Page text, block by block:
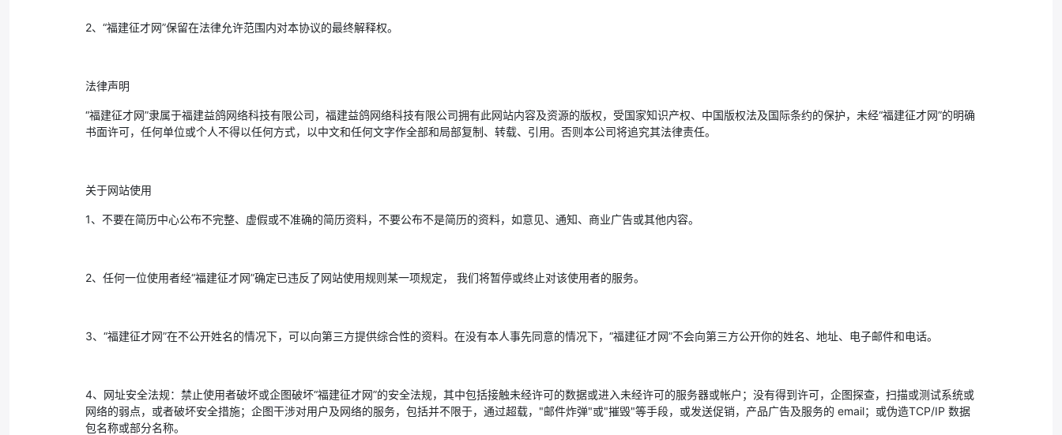
2、“福建征才网”保留在法律允许范围内对本协议的最终解释权。
法律声明
“福建征才网”隶属于福建益鸽网络科技有限公司，福建益鸽网络科技有限公司拥有此网站内容及资源的版权，受国家知识产权、中国版权法及国际条约的保护，未经“福建征才网”的明确
书面许可，任何单位或个人不得以任何方式，以中文和任何文字作全部和局部复制、转载、引用。否则本公司将追究其法律责任。
关于网站使用
1、不要在简历中心公布不完整、虚假或不准确的简历资料，不要公布不是简历的资料，如意见、通知、商业广告或其他内容。
2、任何一位使用者经“福建征才网”确定已违反了网站使用规则某一项规定， 我们将暂停或终止对该使用者的服务。
3、“福建征才网”在不公开姓名的情况下，可以向第三方提供综合性的资料。在没有本人事先同意的情况下，“福建征才网”不会向第三方公开你的姓名、地址、电子邮件和电话。
4、网址安全法规：禁止使用者破坏或企图破坏“福建征才网”的安全法规，其中包括接触未经许可的数据或进入未经许可的服务器或帐户；没有得到许可，企图探查，扫描或测试系统或
网络的弱点，或者破坏安全措施；企图干涉对用户及网络的服务，包括并不限于，通过超载，"邮件炸弹"或"摧毁"等手段，或发送促销，产品广告及服务的 email；或伪造TCP/IP 数据
包名称或部分名称。